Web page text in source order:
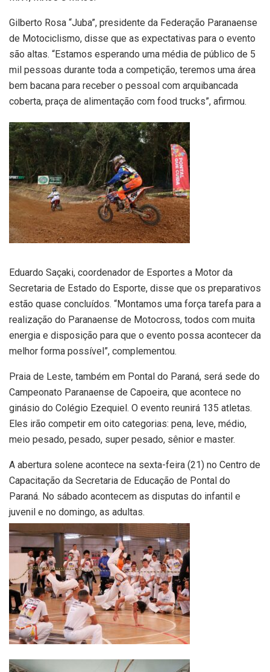
Gilberto Rosa “Juba”, presidente da Federação Paranaense
de Motociclismo, disse que as expectativas para o evento
são altas. “Estamos esperando uma média de público de 5
mil pessoas durante toda a competição, teremos uma área
bem bacana para receber o pessoal com arquibancada
coberta, praça de alimentação com food trucks”, afirmou.
Eduardo Saçaki, coordenador de Esportes a Motor da
Secretaria de Estado do Esporte, disse que os preparativos
estão quase concluídos. “Montamos uma força tarefa para a
realização do Paranaense de Motocross, todos com muita
energia e disposição para que o evento possa acontecer da
melhor forma possível”, complementou.
Praia de Leste, também em Pontal do Paraná, será sede do
Campeonato Paranaense de Capoeira, que acontece no
ginásio do Colégio Ezequiel. O evento reunirá 135 atletas.
Eles irão competir em oito categorias: pena, leve, médio,
meio pesado, pesado, super pesado, sênior e master.
A abertura solene acontece na sexta-feira (21) no Centro de
Capacitação da Secretaria de Educação de Pontal do
Paraná. No sábado acontecem as disputas do infantil e
juvenil e no domingo, as adultas.